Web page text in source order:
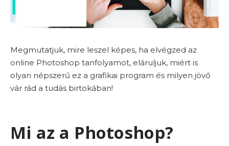
Megmutatjuk, mire leszel képes, ha elvégzed az
online Photoshop tanfolyamot, eláruljuk, miért is
olyan népszerű ez a grafikai program és milyen jövő
vár rád a tudás birtokában!
Mi az a Photoshop?